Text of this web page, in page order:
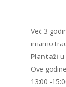
Već 3
imamo
Plantaži u
Ove
13:00 -